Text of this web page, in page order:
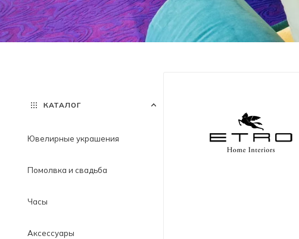
КАТАЛОГ
Ювелирные украшения
Помолвка и свадьба
Часы
Аксессуары